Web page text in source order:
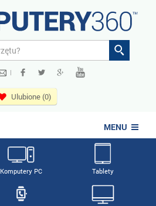
|
Ulubione (0)
MENU
Komputery PC Tablety